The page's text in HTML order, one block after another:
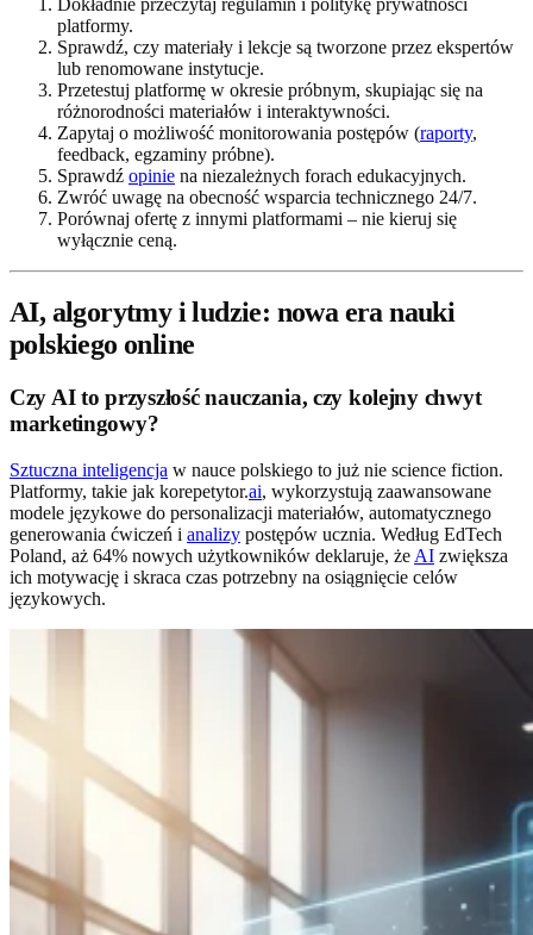
Dokładnie przeczytaj regulamin i politykę prywatności
platformy.
Sprawdź, czy materiały i lekcje są tworzone przez ekspertów
lub renomowane instytucje.
Przetestuj platformę w okresie próbnym, skupiając się na
różnorodności materiałów i interaktywności.
Zapytaj o możliwość monitorowania postępów (raporty,
feedback, egzaminy próbne).
Sprawdź opinie na niezależnych forach edukacyjnych.
Zwróć uwagę na obecność wsparcia technicznego 24/7.
Porównaj ofertę z innymi platformami – nie kieruj się
wyłącznie ceną.
AI, algorytmy i ludzie: nowa era nauki
polskiego online
Czy AI to przyszłość nauczania, czy kolejny chwyt
marketingowy?
Sztuczna inteligencja w nauce polskiego to już nie science fiction.
Platformy, takie jak korepetytor.ai, wykorzystują zaawansowane
modele językowe do personalizacji materiałów, automatycznego
generowania ćwiczeń i analizy postępów ucznia. Według EdTech
Poland, aż 64% nowych użytkowników deklaruje, że AI zwiększa
ich motywację i skraca czas potrzebny na osiągnięcie celów
językowych.